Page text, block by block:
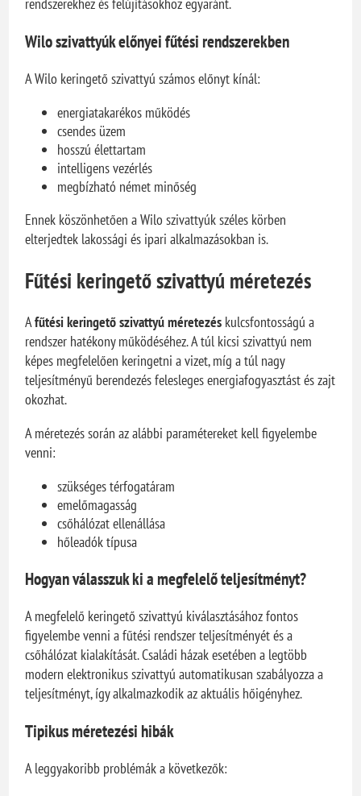
Wilo szivattyúk előnyei fűtési rendszerekben
A Wilo keringető szivattyú számos előnyt kínál:
energiatakarékos működés
csendes üzem
hosszú élettartam
intelligens vezérlés
megbízható német minőség
Ennek köszönhetően a Wilo szivattyúk széles körben
elterjedtek lakossági és ipari alkalmazásokban is.
Fűtési keringető szivattyú méretezés
Afűtési keringető szivattyú méretezés kulcsfontosságú a
rendszer hatékony működéséhez. A túl kicsi szivattyú nem
képes megfelelően keringetni a vizet, míg a túl nagy
teljesítményű berendezés felesleges energiafogyasztást és zajt
okozhat.
A méretezés során az alábbi paramétereket kell figyelembe
venni:
szükséges térfogatáram
emelőmagasság
csőhálózat ellenállása
hőleadók típusa
Hogyan válasszuk ki a megfelelő teljesítményt?
A megfelelő keringető szivattyú kiválasztásához fontos
figyelembe venni a fűtési rendszer teljesítményét és a
csőhálózat kialakítását. Családi házak esetében a legtöbb
modern elektronikus szivattyú automatikusan szabályozza a
teljesítményt, így alkalmazkodik az aktuális hőigényhez.
Tipikus méretezési hibák
A leggyakoribb problémák a következők: